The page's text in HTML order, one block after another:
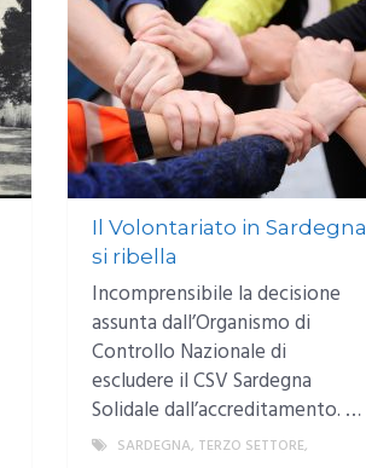
Il Volontariato in Sardegna
si ribella
Incomprensibile la decisione
assunta dall’Organismo di
Controllo Nazionale di
escludere il CSV Sardegna
Solidale dall’accreditamento. …
SARDEGNA, TERZO SETTORE,